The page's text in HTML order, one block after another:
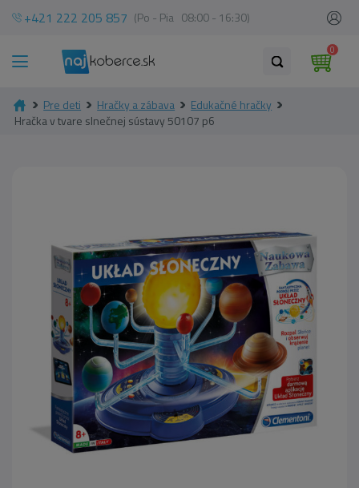
+421 222 205 857 (Po - Pia 08:00 - 16:30)
0
Pre deti Hračky a zábava
Edukačné hračky
Hračka v tvare slnečnej sústavy 50107 p6